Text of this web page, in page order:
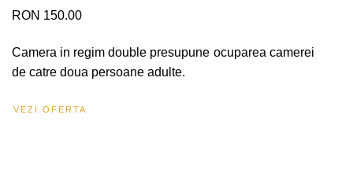
RON 150.00
Camera in regim double presupune ocuparea camerei
de catre doua persoane adulte.
VEZI OFERTA